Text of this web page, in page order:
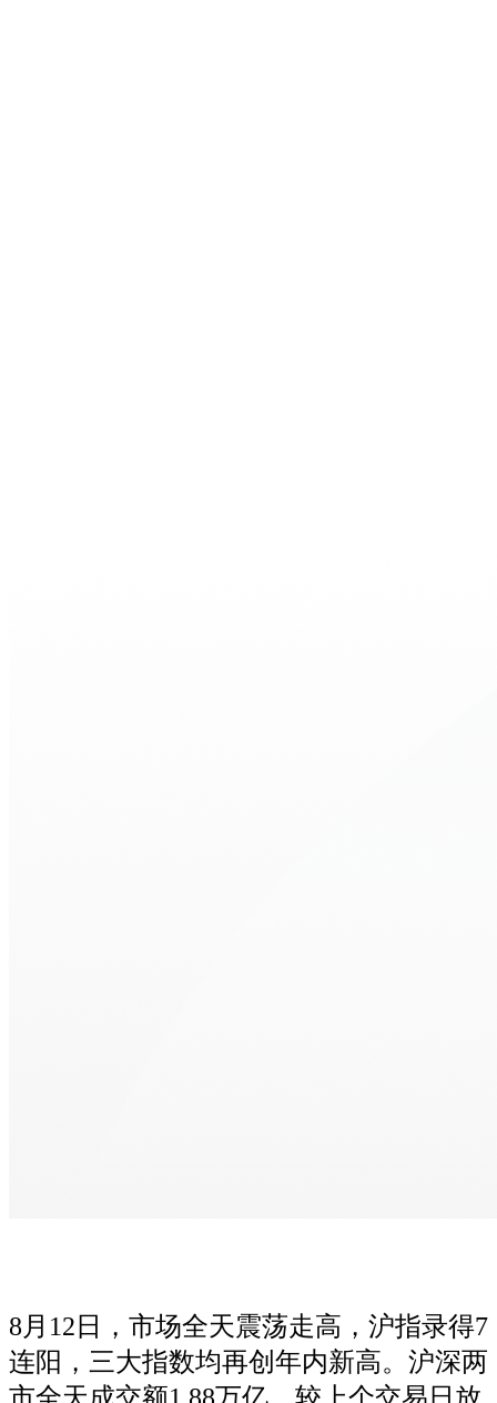
8月12日，市场全天震荡走高，沪指录得7
连阳，三大指数均再创年内新高。沪深两